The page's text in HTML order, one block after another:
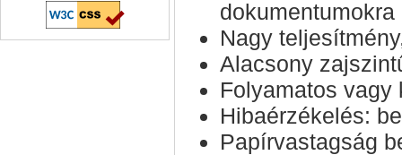
Nagy
Alacsony
Folyamatos vagy
Hibaérzékelés:
Papírvastagság